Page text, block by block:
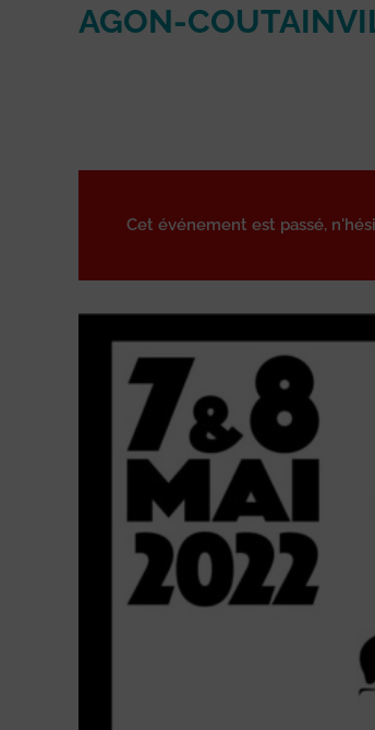
AGON-
Cet événement est passé,